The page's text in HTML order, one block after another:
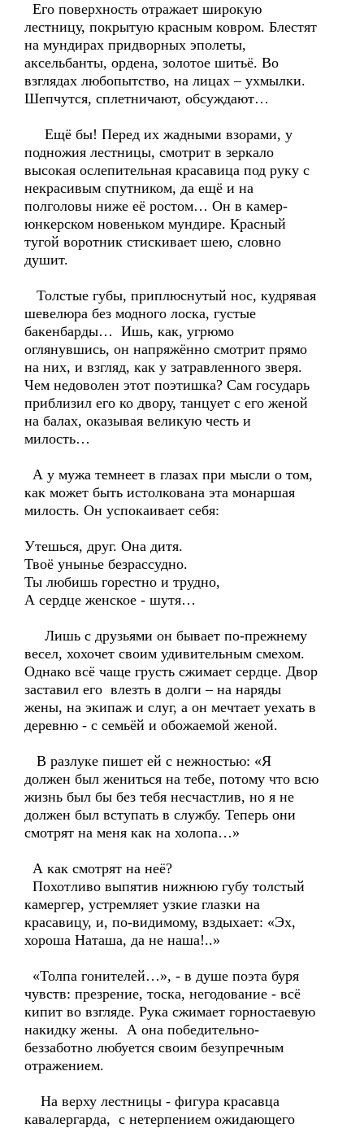
Его поверхность отражает широкую
лестницу, покрытую красным ковром. Блестят
на мундирах придворных эполеты,
аксельбанты, ордена, золотое шитьё. Во
взглядах любопытство, на лицах – ухмылки.
Шепчутся, сплетничают, обсуждают…
Ещё бы! Перед их жадными взорами, у
подножия лестницы, смотрит в зеркало
высокая ослепительная красавица под руку с
некрасивым спутником, да ещё и на
полголовы ниже её ростом… Он в камер-
юнкерском новеньком мундире. Красный
тугой воротник стискивает шею, словно
душит.
Толстые губы, приплюснутый нос, кудрявая
шевелюра без модного лоска, густые
бакенбарды… Ишь, как, угрюмо
оглянувшись, он напряжённо смотрит прямо
на них, и взгляд, как у затравленного зверя.
Чем недоволен этот поэтишка? Сам государь
приблизил его ко двору, танцует с его женой
на балах, оказывая великую честь и
милость…
А у мужа темнеет в глазах при мысли о том,
как может быть истолкована эта монаршая
милость. Он успокаивает себя:
Утешься, друг. Она дитя.
Твоё унынье безрассудно.
Ты любишь горестно и трудно,
А сердце женское - шутя…
Лишь с друзьями он бывает по-прежнему
весел, хохочет своим удивительным смехом.
Однако всё чаще грусть сжимает сердце. Двор
заставил его влезть в долги – на наряды
жены, на экипаж и слуг, а он мечтает уехать в
деревню - с семьёй и обожаемой женой.
В разлуке пишет ей с нежностью: «Я
должен был жениться на тебе, потому что всю
жизнь был бы без тебя несчастлив, но я не
должен был вступать в службу. Теперь они
смотрят на меня как на холопа…»
А как смотрят на неё?
Похотливо выпятив нижнюю губу толстый
камергер, устремляет узкие глазки на
красавицу, и, по-видимому, вздыхает: «Эх,
хороша Наташа, да не наша!..»
«Толпа гонителей…», - в душе поэта буря
чувств: презрение, тоска, негодование - всё
кипит во взгляде. Рука сжимает горностаевую
накидку жены. А она победительно-
беззаботно любуется своим безупречным
отражением.
На верху лестницы - фигура красавца
кавалергарда, с нетерпением ожидающего